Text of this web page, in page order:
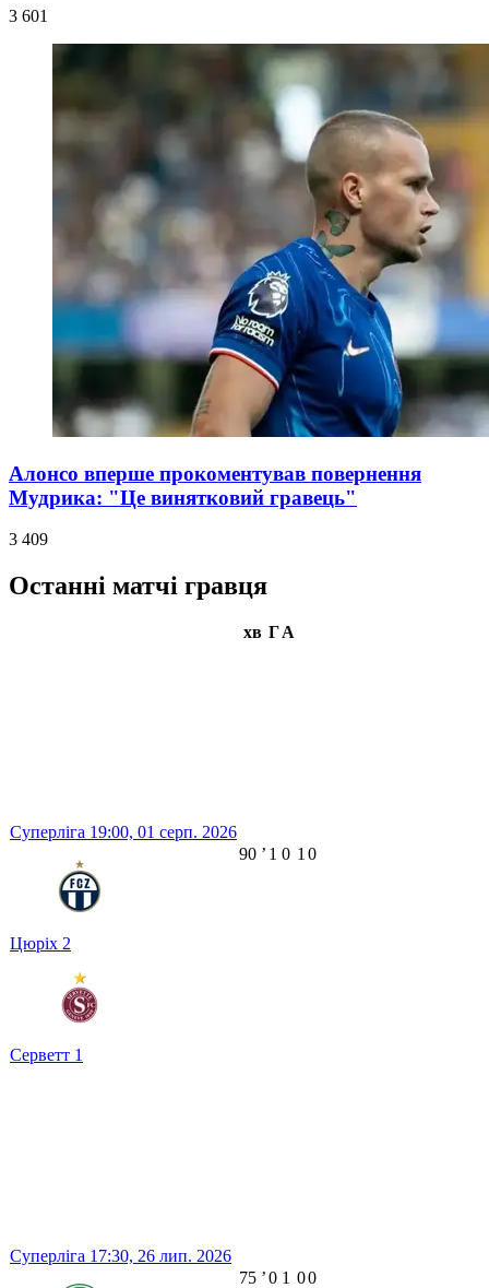
3 601
Алонсо вперше прокоментував повернення
Мудрика: "Це винятковий гравець"
3 409
Останні матчі гравця
хв ГА
Суперліга 19:00, 01 серп. 2026
Цюріх 2
Серветт 1
90 ʼ 1 0 1 0
Суперліга 17:30, 26 лип. 2026
75 ʼ0 1 00